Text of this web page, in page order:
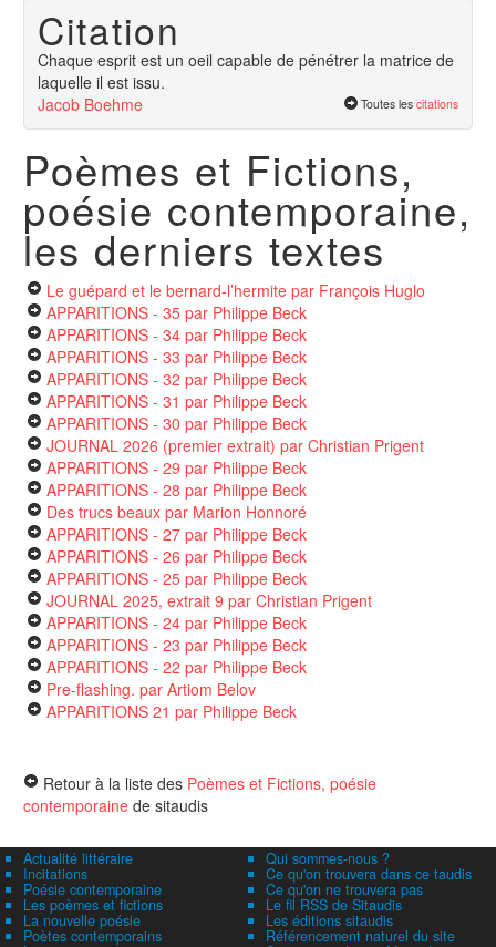
Citation
Chaque esprit est un oeil capable de pénétrer la matrice de
laquelle il est issu.
Jacob Boehme
Toutes les citations
Poèmes et Fictions,
poésie contemporaine,
les derniers textes
Le guépard et le bernard-l’hermite par François Huglo
APPARITIONS - 35 par Philippe Beck
APPARITIONS - 34 par Philippe Beck
APPARITIONS - 33 par Philippe Beck
APPARITIONS - 32 par Philippe Beck
APPARITIONS - 31 par Philippe Beck
APPARITIONS - 30 par Philippe Beck
JOURNAL 2026 (premier extrait) par Christian Prigent
APPARITIONS - 29 par Philippe Beck
APPARITIONS - 28 par Philippe Beck
Des trucs beaux par Marion Honnoré
APPARITIONS - 27 par Philippe Beck
APPARITIONS - 26 par Philippe Beck
APPARITIONS - 25 par Philippe Beck
JOURNAL 2025, extrait 9 par Christian Prigent
APPARITIONS - 24 par Philippe Beck
APPARITIONS - 23 par Philippe Beck
APPARITIONS - 22 par Philippe Beck
Pre-flashing. par Artiom Belov
APPARITIONS 21 par Philippe Beck
Retour à la liste des Poèmes et Fictions, poésie
contemporaine de sitaudis
Actualité littéraire
Incitations
Poésie contemporaine
Les poèmes et fictions
La nouvelle poésie
Poètes contemporains
Qui sommes-nous ?
Ce qu'on trouvera dans ce taudis
Ce qu'on ne trouvera pas
Le fil RSS de Sitaudis
Les éditions sitaudis
Référencement naturel du site